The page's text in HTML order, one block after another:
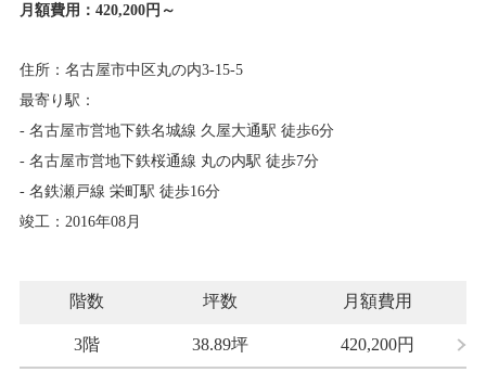
月額費用： 420,200円～
住所：名古屋市中区丸の内3-15-5
最寄り駅：
- 名古屋市営地下鉄名城線 久屋大通駅 徒歩6分
- 名古屋市営地下鉄桜通線 丸の内駅 徒歩7分
- 名鉄瀬戸線 栄町駅 徒歩16分
竣工：2016年08月
階数 坪数 月額費用
3階 38.89坪 420,200円